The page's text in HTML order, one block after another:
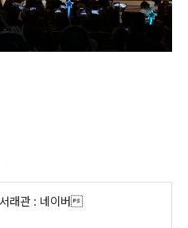
서래관 : 네이버